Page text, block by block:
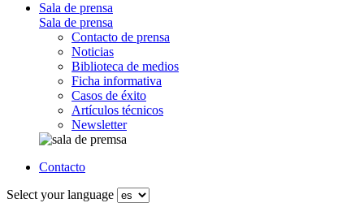
Sala de prensa
Sala de prensa
Contacto de prensa
Noticias
Biblioteca de medios
Ficha informativa
Casos de éxito
Artículos técnicos
Newsletter
Contacto
Select your language